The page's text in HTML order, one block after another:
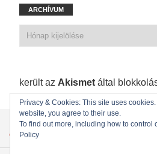
ARCHÍVUM
került az Akismet által
KEZDŐLAP
ÖNKORMÁNYZATI
ÖNKORMÁNYZAT
Privacy & Cookies: This site uses
website, you agree to their use.
To find out more, including how to control
Policy